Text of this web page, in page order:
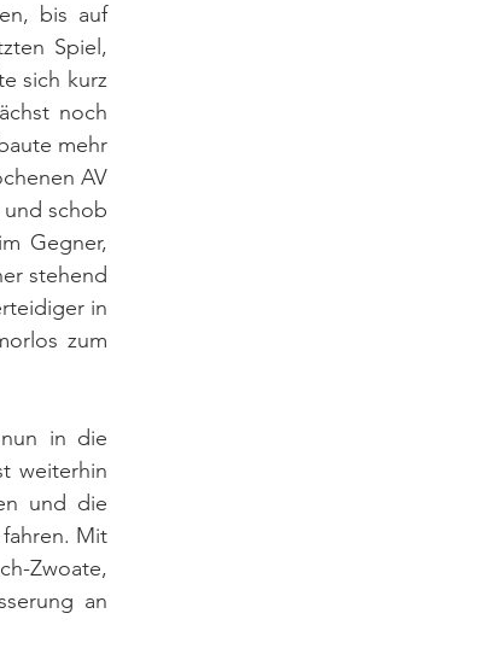
bis auf
Spiel,
sich kurz
noch
mehr
AV
schob
Gegner,
stehend
in
zum
in die
weiterhin
und die
Mit
Zwoate,
an